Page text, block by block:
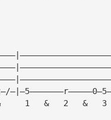
1   &   2   &   3